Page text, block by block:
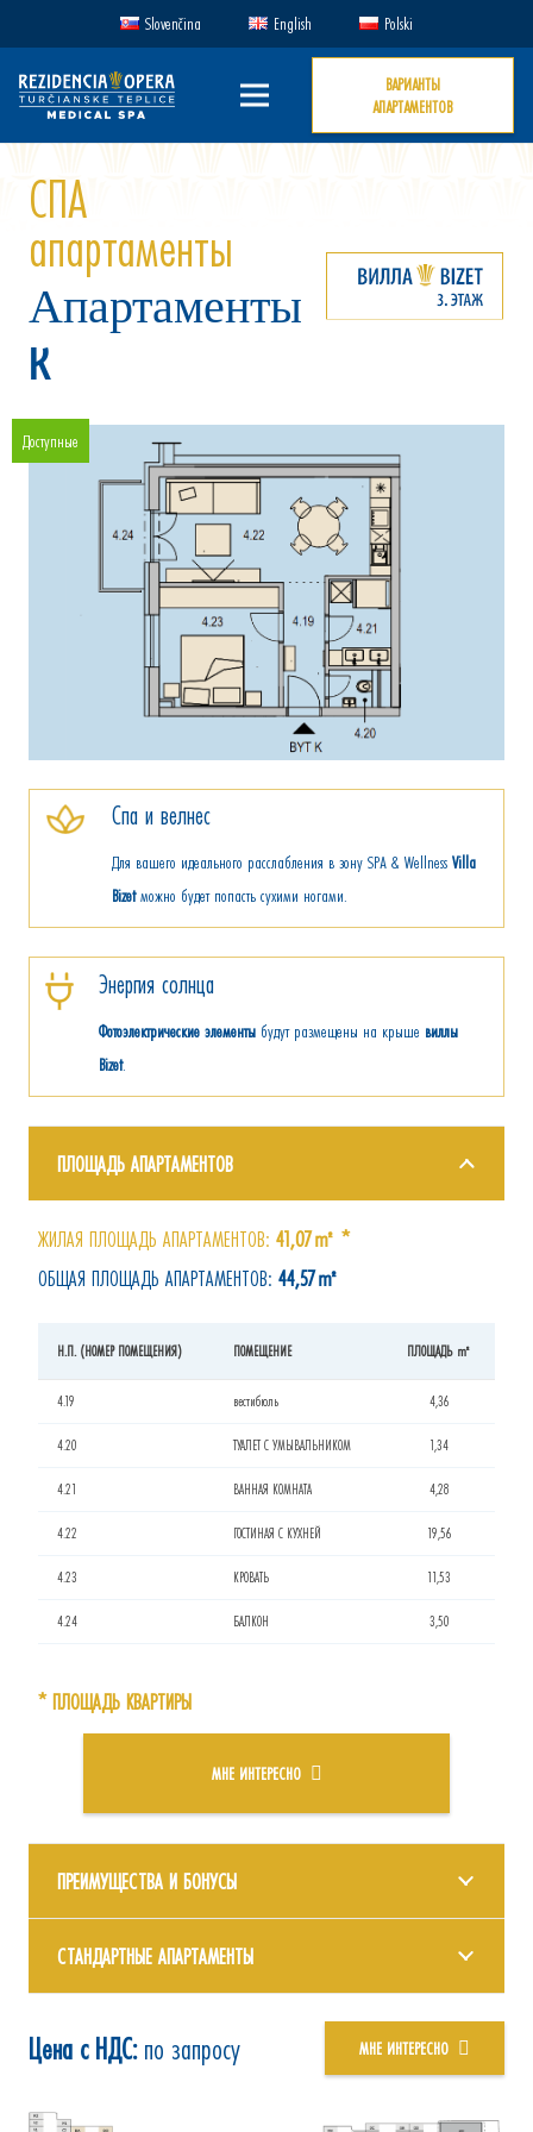
Slovenčina English Polski
ВАРИАНТЫ
АПАРТАМЕНТОВ
СПА
апартаменты
Апартаменты
K
Доступные
Спа и велнес
Для вашего идеального расслабления в зону SPA & WellnessVilla
Bizetможно будет попасть сухими ногами.
Энергия солнца
Фотоэлектрические элементы будут размещены на крыше виллы
Bizet.
ПЛОЩАДЬ АПАРТАМЕНТОВ
ЖИЛАЯ ПЛОЩАДЬ АПАРТАМЕНТОВ: 41,07㎡ *
ОБЩАЯ ПЛОЩАДЬ АПАРТАМЕНТОВ: 44,57㎡
Н.П. (НОМЕР ПОМЕЩЕНИЯ) ПОМЕЩЕНИЕ ПЛОЩАДЬ ㎡
4.19 вестибюль 4,36
4.20 ТУАЛЕТ С УМЫВАЛЬНИКОМ 1,34
4.21 ВАННАЯ КОМНАТА 4,28
4.22 ГОСТИНАЯ С КУХНЕЙ 19,56
4.23 КРОВАТЬ 11,53
4.24 БАЛКОН 3,50
* ПЛОЩАДЬ КВАРТИРЫ
МНЕ ИНТЕРЕСНО
ПРЕИМУЩЕСТВА И БОНУСЫ
СТАНДАРТНЫЕ АПАРТАМЕНТЫ
Цена с НДС:по запросу МНЕ ИНТЕРЕСНО